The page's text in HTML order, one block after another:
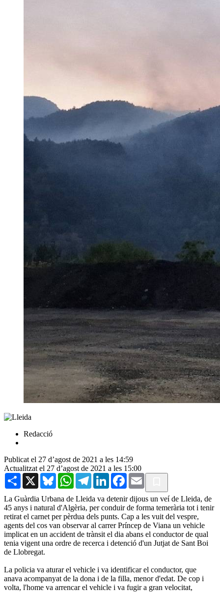
Redacció
Publicat el 27 d’agost de 2021 a les 14:59
Actualitzat el 27 d’agost de 2021 a les 15:00
Share X BlueskyWhatsAppTelegramLinkedInFacebook
Email
La Guàrdia Urbana de Lleida va detenir dijous un veí de Lleida, de
45 anys i natural d'Algèria, per conduir de forma temerària tot i tenir
retirat el carnet per pèrdua dels punts. Cap a les vuit del vespre,
agents del cos van observar al carrer Príncep de Viana un vehicle
implicat en un accident de trànsit el dia abans el conductor de qual
tenia vigent una ordre de recerca i detenció d'un Jutjat de Sant Boi
de Llobregat.
La policia va aturar el vehicle i va identificar el conductor, que
anava acompanyat de la dona i de la filla, menor d'edat. De cop i
volta, l'home va arrencar el vehicle i va fugir a gran velocitat,